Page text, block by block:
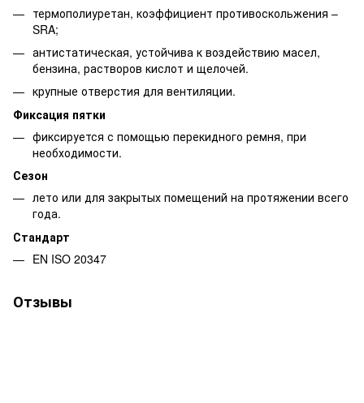
термополиуретан, коэффициент противоскольжения –
SRA;
антистатическая, устойчива к воздействию масел,
бензина, растворов кислот и щелочей.
крупные отверстия для вентиляции.
Фиксация пятки
фиксируется с помощью перекидного ремня, при
необходимости.
Сезон
лето или для закрытых помещений на протяжении всего
года.
Стандарт
EN ISO 20347
Отзывы